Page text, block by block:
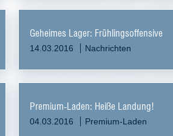
Geheimes Lager: Frühlingsoffensive
14.03.2016 Nachrichten
Premium-Laden: Heiße Landung!
04.03.2016 Premium-Laden